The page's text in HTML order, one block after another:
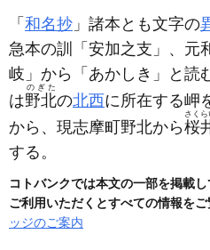
「 和名抄 」諸本とも文字の
急本の訓「安加之支」、元
岐」から「あかしき」と読
は野北
のぎた
の北西に所在する岬
から、現志摩町野北から桜
さくら
する。
コトバンクでは本文の一部を掲載
ご利用いただくとすべての情報をご
ッジのご案内